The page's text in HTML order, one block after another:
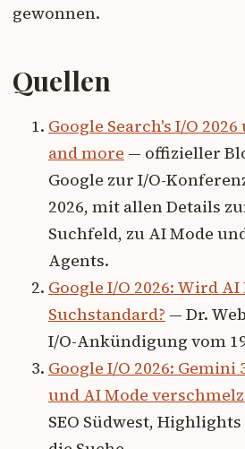
gewonnen.
Quellen
Google Search's I/O
and more — offizieller
Google zur I/O-
2026, mit allen Details
Suchfeld, zu AI Mode
Agents.
Google I/O 2026: Wird
Suchstandard? — Dr.
I/O-Ankündigung vom
Google I/O 2026: Gemini
und AI Mode
SEO Südwest,